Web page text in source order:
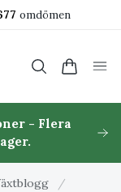
omdömen
- Flera
/